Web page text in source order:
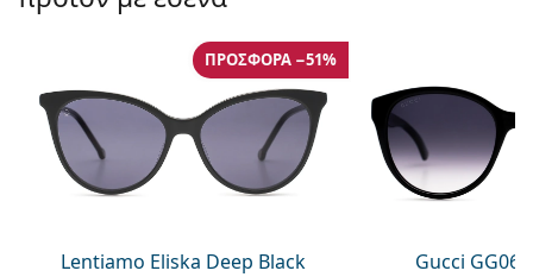
Persol
Όλες οι μάρκες
Lentiamo Eliska Deep Black
ΠΡΟΣΦΟΡΆ −51%
Gucci